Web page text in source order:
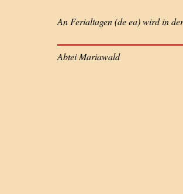
An Ferialtagen (de ea) wird in
Abtei Mariawald